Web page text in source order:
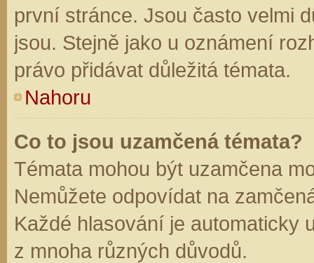
první stránce. Jsou často velmi
jsou. Stejně jako u oznámení
právo přidávat důležitá témata.
Nahoru
Co to jsou uzamčená témata?
Témata mohou být uzamčena
Nemůžete odpovídat na
Každé hlasování je automaticky
z mnoha různých důvodů.